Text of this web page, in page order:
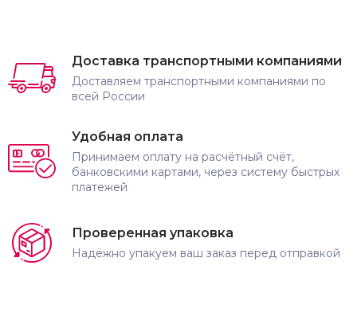
Доставка транспортными компаниями
Доставляем транспортными компаниями по
всей России
Удобная оплата
Принимаем оплату на расчётный счёт,
банковскими картами, через систему быстрых
платежей
Проверенная упаковка
Надёжно упакуем ваш заказ перед отправкой